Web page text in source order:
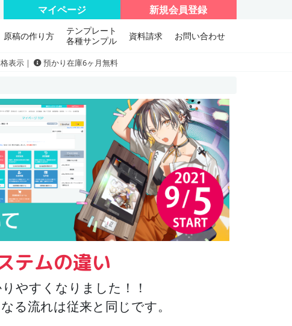
マイページ 新規会員登録
原稿の作り方
テンプレート
各種サンプル
資料請求 お問い合わせ
表示｜ 預かり在庫6ヶ月無料
テムの違い
やすくなりました！！
る流れは従来と同じです。